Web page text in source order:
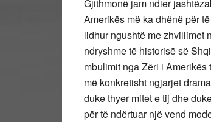
Gjithmonë jam ndier
Amerikës më ka dhënë për
lidhur ngushtë me zhvillimet
ndryshme të historisë së
mbulimit nga Zëri i
më konkretisht ngjarjet
duke thyer mitet e tij dhe
për të ndërtuar një vend